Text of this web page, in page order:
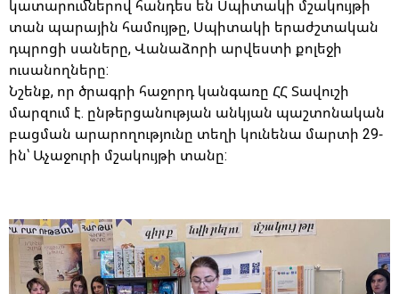
կատարումներով հանդես են Սպիտակի մշակույթի
տան պարային համույթը, Սպիտակի երաժշտական
դպրոցի սաները, Վանաձորի արվեստի քոլեջի
ուսանողները:
Նշենք, որ ծրագրի հաջորդ կանգառը ՀՀ Տավուշի
մարզում է. ընթերցանության անկյան պաշտոնական
բացման արարողությունը տեղի կունենա մարտի 29-
ին՝ Աչաջուրի մշակույթի տանը: